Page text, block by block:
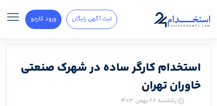
ثبت آگهی رایگان ورود کارجو
استخدام کارگر ساده در شهرک صنعتی
خاوران تهران
یکشنبه ۲۸ بهمن ۱۴۰۳